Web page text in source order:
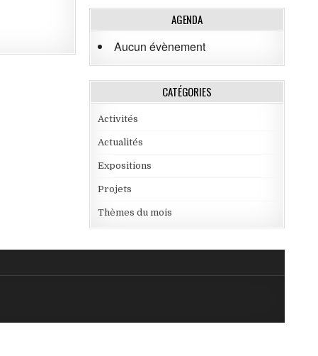
AGENDA
Aucun évènement
CATÉGORIES
Activités
Actualités
Expositions
Projets
Thèmes du mois